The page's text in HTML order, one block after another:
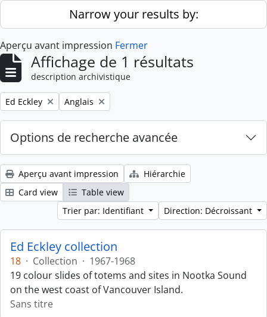
Skip to main contentNarrow your results by:
Aperçu avant impression Fermer
Affichage de 1 résultats
description archivistique
Remove filter:
Ed Eckley Remove filter:
Anglais
Options de recherche avancée
Aperçu avant impression
Hiérarchie
Card view
Table view
Trier par: Identifiant
Direction: Décroissant
Ed Eckley collection
18 · Collection · 1967-1968
19 colour slides of totems and sites in Nootka Sound
on the west coast of Vancouver Island.
Sans titre